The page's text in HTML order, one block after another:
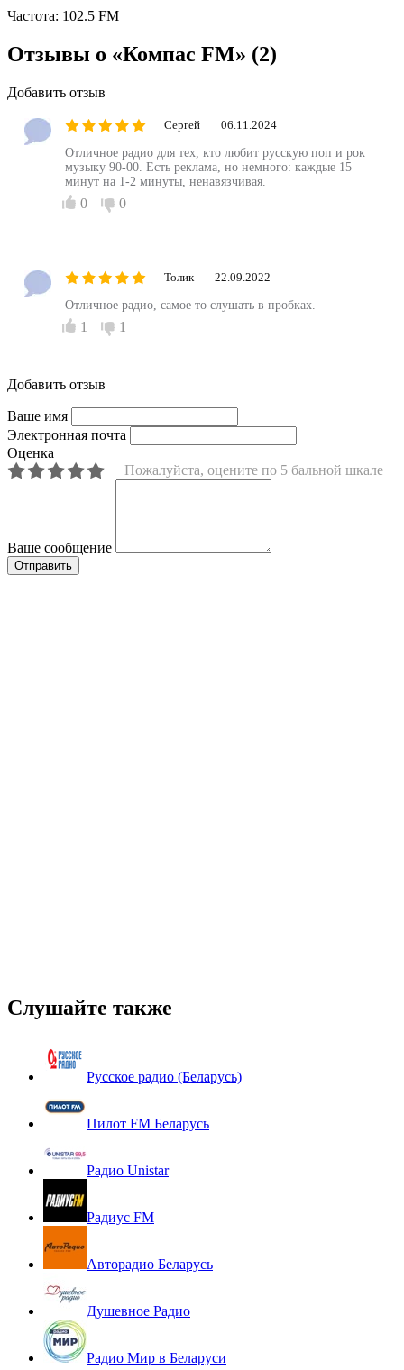
Частота: 102.5 FM
Отзывы о «Компас FM» (2)
Добавить отзыв
Сергей 06.11.2024
Отличное радио для тех, кто любит русскую поп и рок
музыку 90-00. Есть реклама, но немного: каждые 15
минут на 1-2 минуты, ненавязчивая.
0 0
Толик 22.09.2022
Отличное радио, самое то слушать в пробках.
1 1
Добавить отзыв
Ваше имя
Электронная почта
Оценка
Пожалуйста, оцените по 5 бальной шкале
Ваше сообщение
Слушайте также
Русское радио (Беларусь)
Пилот FM Беларусь
Радио Unistar
Радиус FM
Авторадио Беларусь
Душевное Радио
Радио Мир в Беларуси